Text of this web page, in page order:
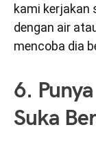
kami kerjakan
dengan air
mencoba dia
6.
Suka